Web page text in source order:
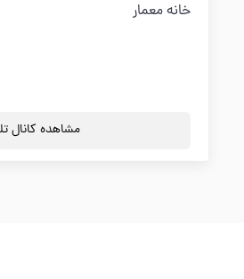
خانه معمار
مشاهده کانال